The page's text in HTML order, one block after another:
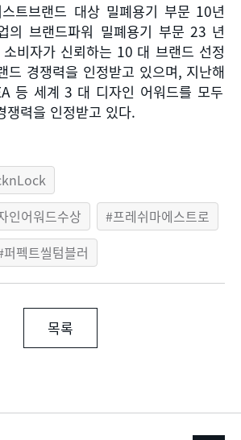
트브랜드 대상 밀폐용기 부문 10년
의 브랜드파워 밀폐용기 부문 23 년
비자가 신뢰하는 10 대 브랜드 선정
드 경쟁력을 인정받고 있으며, 지난해
등 세계 3 대 디자인 어워드를 모두
쟁력을 인정받고 있다.
인어워드수상
프레쉬마에스트로
퍼펙트씰텀블러
목록